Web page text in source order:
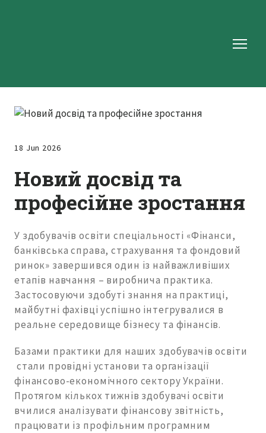
18 Jun 2026
Новий досвід та
професійне зростання
У здобувачів освіти спеціальності «Фінанси,
банківська справа, страхування та фондовий
ринок» завершився один із найважливіших
етапів навчання – виробнича практика.
Застосовуючи здобуті знання на практиці,
майбутні фахівці успішно інтегрувалися в
реальне середовище бізнесу та фінансів.
Базами практики для наших здобувачів освіти
стали провідні установи та організації
фінансово-економічного сектору України.
Протягом кількох тижнів здобувачі освіти
вчилися аналізувати фінансову звітність,
працювати із профільним програмним